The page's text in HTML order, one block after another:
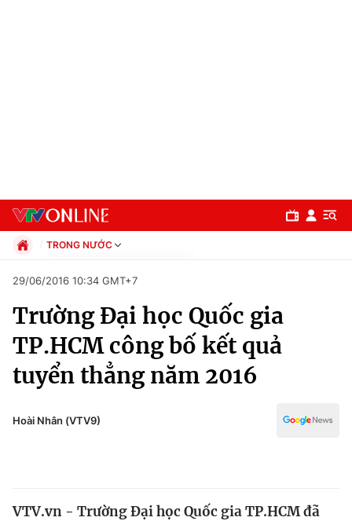
Chuyên mục
Chính trị
TRONG NƯỚC
Xã hội
Pháp luật
Kinh tế
Thể thao
Truyền hình
Văn hóa - Giải trí
29/06/2016 10:34 GMT+7
Trường Đại học Quốc gia
TP.HCM công bố kết quả
tuyển thẳng năm 2016
Hoài Nhân (VTV9)
VTV.vn - Trường Đại học Quốc gia TP.HCM đã